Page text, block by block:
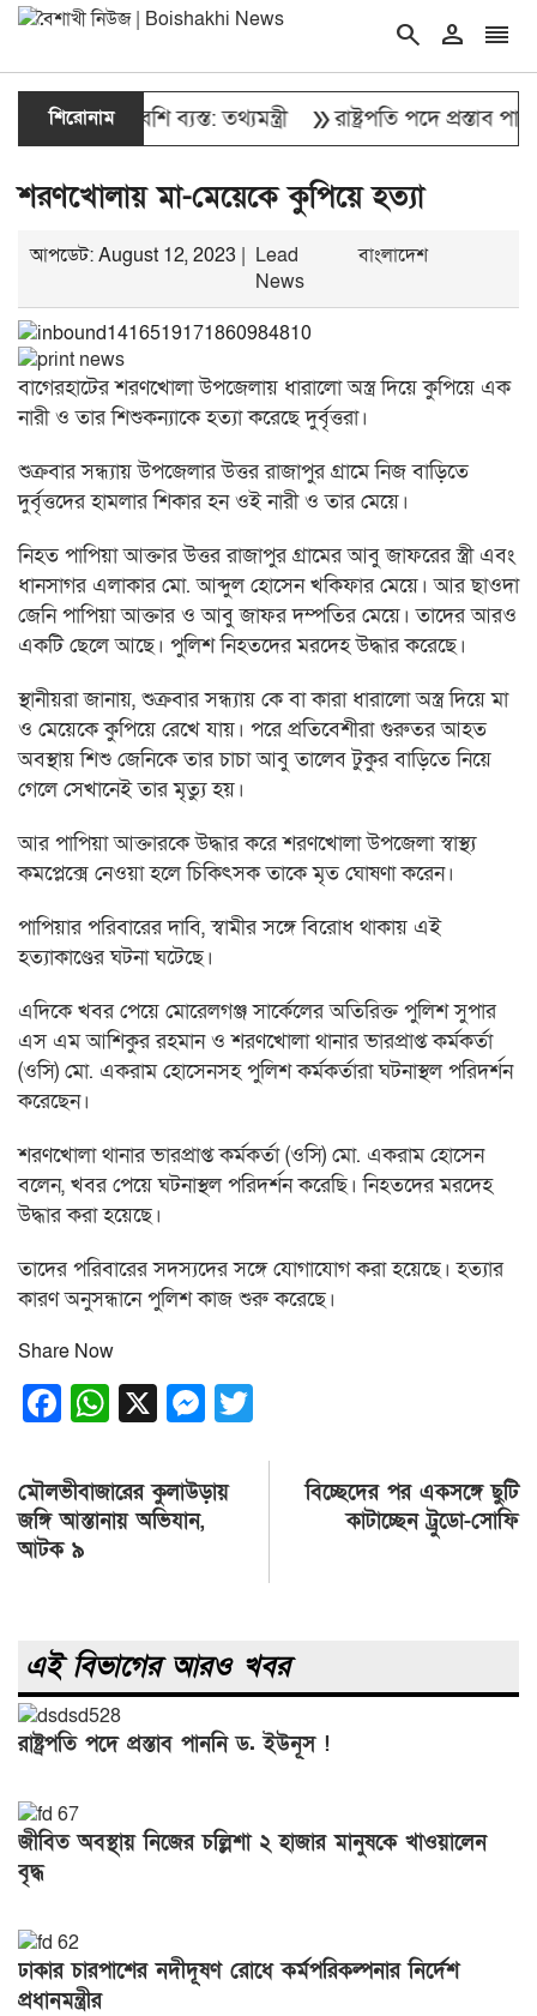
search person reorder
শিরোনাম
এক দল বেশি ব্যস্ত: তথ্যমন্ত্রী double_arrow রাষ্ট্রপতি পদে প্রস্তাব
শরণখোলায় মা-মেয়েকে কুপিয়ে হত্যা
আপডেট: August 12, 2023 | Lead
News
বাংলাদেশ
বাগেরহাটের শরণখোলা উপজেলায় ধারালো অস্ত্র দিয়ে কুপিয়ে এক
নারী ও তার শিশুকন্যাকে হত্যা করেছে দুর্বৃত্তরা।
শুক্রবার সন্ধ্যায় উপজেলার উত্তর রাজাপুর গ্রামে নিজ বাড়িতে
দুর্বৃত্তদের হামলার শিকার হন ওই নারী ও তার মেয়ে।
নিহত পাপিয়া আক্তার উত্তর রাজাপুর গ্রামের আবু জাফরের স্ত্রী এবং
ধানসাগর এলাকার মো. আব্দুল হোসেন খকিফার মেয়ে। আর ছাওদা
জেনি পাপিয়া আক্তার ও আবু জাফর দম্পতির মেয়ে। তাদের আরও
একটি ছেলে আছে। পুলিশ নিহতদের মরদেহ উদ্ধার করেছে।
স্থানীয়রা জানায়, শুক্রবার সন্ধ্যায় কে বা কারা ধারালো অস্ত্র দিয়ে মা
ও মেয়েকে কুপিয়ে রেখে যায়। পরে প্রতিবেশীরা গুরুতর আহত
অবস্থায় শিশু জেনিকে তার চাচা আবু তালেব টুকুর বাড়িতে নিয়ে
গেলে সেখানেই তার মৃত্যু হয়।
আর পাপিয়া আক্তারকে উদ্ধার করে শরণখোলা উপজেলা স্বাস্থ্য
কমপ্লেক্সে নেওয়া হলে চিকিৎসক তাকে মৃত ঘোষণা করেন।
পাপিয়ার পরিবারের দাবি, স্বামীর সঙ্গে বিরোধ থাকায় এই
হত্যাকাণ্ডের ঘটনা ঘটেছে।
এদিকে খবর পেয়ে মোরেলগঞ্জ সার্কেলের অতিরিক্ত পুলিশ সুপার
এস এম আশিকুর রহমান ও শরণখোলা থানার ভারপ্রাপ্ত কর্মকর্তা
(ওসি) মো. একরাম হোসেনসহ পুলিশ কর্মকর্তারা ঘটনাস্থল পরিদর্শন
করেছেন।
শরণখোলা থানার ভারপ্রাপ্ত কর্মকর্তা (ওসি) মো. একরাম হোসেন
বলেন, খবর পেয়ে ঘটনাস্থল পরিদর্শন করেছি। নিহতদের মরদেহ
উদ্ধার করা হয়েছে।
তাদের পরিবারের সদস্যদের সঙ্গে যোগাযোগ করা হয়েছে। হত্যার
কারণ অনুসন্ধানে পুলিশ কাজ শুরু করেছে।
Share Now
Facebook
WhatsApp
X Messenger
Post
navigation
মৌলভীবাজারের কুলাউড়ায়
জঙ্গি আস্তানায় অভিযান,
আটক ৯
বিচ্ছেদের পর একসঙ্গে ছুটি
কাটাচ্ছেন ট্রুডো-সোফি
এই বিভাগের আরও খবর
রাষ্ট্রপতি পদে প্রস্তাব পাননি ড. ইউনূস !
জীবিত অবস্থায় নিজের চল্লিশা ২ হাজার মানুষকে খাওয়ালেন
বৃদ্ধ
ঢাকার চারপাশের নদীদূষণ রোধে কর্মপরিকল্পনার নির্দেশ
প্রধানমন্ত্রীর